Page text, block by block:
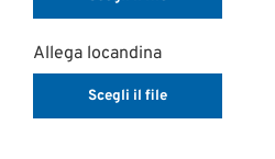
Allega locandina